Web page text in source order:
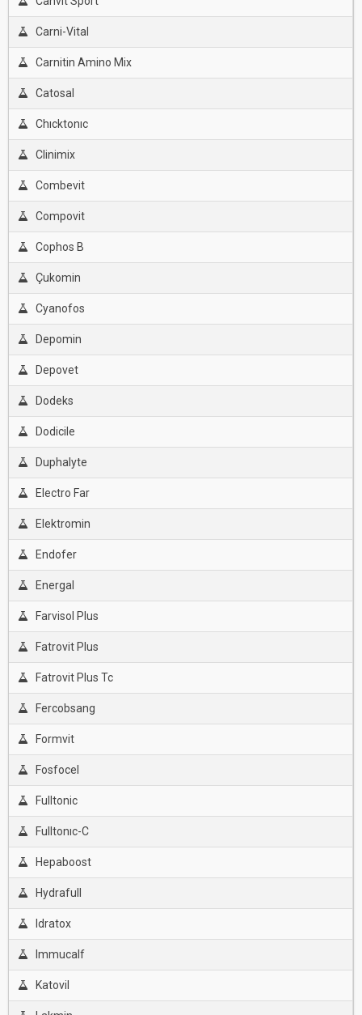
Carni-Vital
Carnitin Amino Mix
Catosal
Chıcktonıc
Clinimix
Combevit
Compovit
Cophos B
Çukomin
Cyanofos
Depomin
Depovet
Dodeks
Dodicile
Duphalyte
Electro Far
Elektromin
Endofer
Energal
Farvisol Plus
Fatrovit Plus
Fatrovit Plus Tc
Fercobsang
Formvit
Fosfocel
Fulltonic
Fulltonıc-C
Hepaboost
Hydrafull
Idratox
Immucalf
Katovil